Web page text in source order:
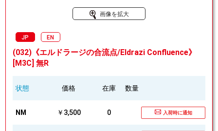
画像を拡大
JP EN
(032)《エルドラージの合流点/Eldrazi Confluence》
[M3C] 無R
状態 価格 在庫 数量
NM ￥3,500 0 入荷時に通知